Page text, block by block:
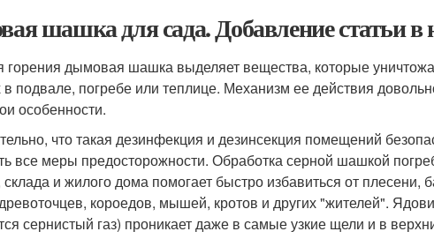
шашка для сада. Добавление статьи в
горения дымовая шашка выделяет вещества, которые
подвале, погребе или теплице. Механизм ее действия
особенности.
что такая дезинфекция и дезинсекция помещений
все меры предосторожности. Обработка серной шашкой
и жилого дома помогает быстро избавиться от плесени,
короедов, мышей, кротов и других "жителей".
сернистый газ) проникает даже в самые узкие щели и в